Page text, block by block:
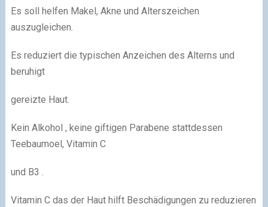
Es soll helfen Makel, Akne und Alterszeichen
auszugleichen.
Es reduziert die typischen Anzeichen des Alterns und
beruhigt
gereizte Haut.
Kein Alkohol , keine giftigen Parabene stattdessen
Teebaumoel, Vitamin C
und B3 .
Vitamin C das der Haut hilft Beschädigungen zu reduzieren